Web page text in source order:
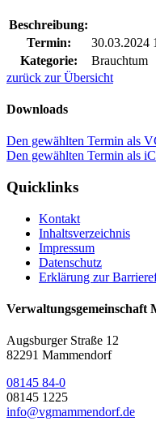
Beschreibung:
Termin:
30.03.2024
Kategorie:
Brauchtum
zurück zur Übersicht
Downloads
Den gewählten Termin als
Den gewählten Termin als
Quicklinks
Kontakt
Inhaltsverzeichnis
Impressum
Datenschutz
Erklärung zur
Verwaltungsgemeinschaft
Augsburger Straße 12
82291 Mammendorf
08145 84-0
08145 1225
info@vgmammendorf.de